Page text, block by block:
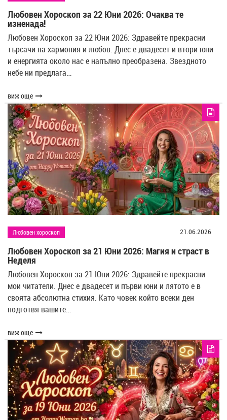
Любовен Хороскоп за 22 Юни 2026: Очаква те
изненада!
Любовен Хороскоп за 22 Юни 2026: Здравейте прекрасни
търсачи на хармония и любов. Днес е двадесет и втори юни
и енергията около нас е напълно преобразена. Звездното
небе ни предлага…
виж още
Любовен хороскоп 21.06.2026
Любовен Хороскоп за 21 Юни 2026: Магия и страст в
Неделя
Любовен Хороскоп за 21 Юни 2026: Здравейте прекрасни
мои читатели. Днес е двадесет и първи юни и лятото е в
своята абсолютна стихия. Като човек който всеки ден
подготвя вашите…
виж още